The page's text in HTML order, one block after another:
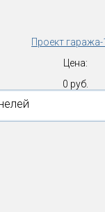
Проект
Цена:
0 руб.